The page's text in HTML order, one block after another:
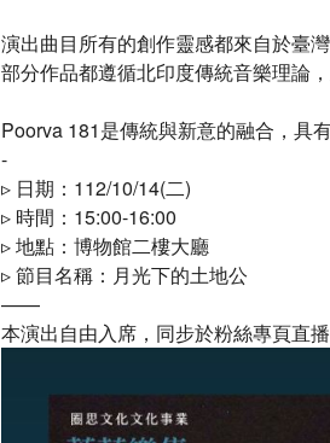
演出曲目所有的創作靈感都來自於臺
部分作品都遵循北印度傳統音樂理論
Poorva 181是傳統與新意的融合，具
-
▹ 日期：112/10/14(二)
▹ 時間：15:00-16:00
▹ 地點：博物館二樓大廳
▹ 節目名稱：月光下的土地公
——
本演出自由入席，同步於粉絲專頁直播